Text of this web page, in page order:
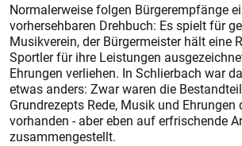
Normalerweise folgen Bürgerempfänge
vorhersehbaren Drehbuch: Es spielt für
Musikverein, der Bürgermeister hält eine
Sportler für ihre Leistungen
Ehrungen verliehen. In Schlierbach war
etwas anders: Zwar waren die
Grundrezepts Rede, Musik und Ehrungen
vorhanden - aber eben auf erfrischende
zusammengestellt.